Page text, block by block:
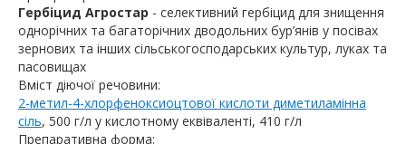
Гербіцид Агростар - селективний гербіцид для знищення
однорічних та багаторічних дводольних бур’янів у посівах
зернових та інших сільськогосподарських культур, луках та
па­совищах
Вміст діючої речовини:
2-метил-4-хлорфеноксиоцтової кислоти диметиламінна
сіль, 500 г/л у кислотному еквіваленті, 410 г/л
Препаративна форма: